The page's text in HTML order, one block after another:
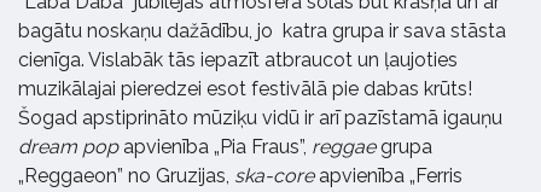
bagātu noskaņu dažādību, jo katra grupa ir sava stāsta
cienīga. Vislabāk tās iepazīt atbraucot un ļaujoties
muzikālajai pieredzei esot festivālā pie dabas krūts!
Šogad apstiprināto mūziķu vidū ir arī pazīstamā igauņu
dream popapvienība „Pia Fraus”, reggaegrupa
„Reggaeon” no Gruzijas, ska-coreapvienība „Ferris